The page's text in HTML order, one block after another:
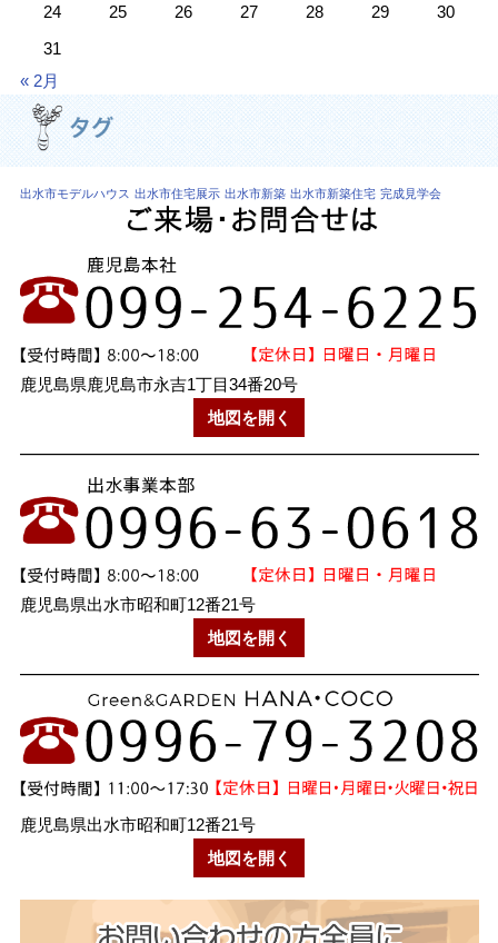
24
25 26 27 28 29
30
31
« 2月
出水市モデルハウス 出水市住宅展示 出水市新築 出水市新築住宅 完成見学会
鹿児島県鹿児島市永吉1丁目34番20号
地図を開く
鹿児島県出水市昭和町12番21号
地図を開く
鹿児島県出水市昭和町12番21号
地図を開く